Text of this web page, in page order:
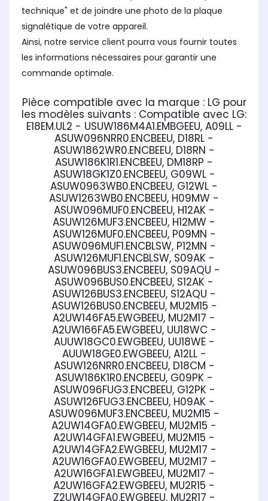
technique" et de joindre une photo de la plaque
signalétique de votre appareil.
Ainsi, notre service client pourra vous fournir toutes
les informations nécessaires pour garantir une
commande optimale.
Pièce compatible avec la marque : LG
les modèles suivants : Compatible avec LG:
E18EM.UL2 - USUW186M4A1.EMBGEEU, A09LL -
ASUW096NRR0.ENCBEEU, D18RL -
ASUW1862WR0.ENCBEEU, D18RN -
ASUW186K1R1.ENCBEEU, DM18RP -
ASUW18GK1Z0.ENCBEEU, G09WL -
ASUW0963WB0.ENCBEEU, G12WL -
ASUW1263WB0.ENCBEEU, H09MW -
ASUW096MUF0.ENCBEEU, H12AK -
ASUW126MUF3.ENCBEEU, H12MW -
ASUW126MUF0.ENCBEEU, P09MN -
ASUW096MUF1.ENCBLSW, P12MN -
ASUW126MUF1.ENCBLSW, S09AK -
ASUW096BUS3.ENCBEEU, S09AQU -
ASUW096BUS0.ENCBEEU, S12AK -
ASUW126BUS3.ENCBEEU, S12AQU -
ASUW126BUS0.ENCBEEU, MU2M15 -
A2UW146FA5.EWGBEEU, MU2M17 -
A2UW166FA5.EWGBEEU, UU18WC -
AUUW18GC0.EWGBEEU, UU18WE -
AUUW18GE0.EWGBEEU, A12LL -
ASUW126NRR0.ENCBEEU, D18CM -
ASUW186K1R0.ENCBEEU, G09PK -
ASUW096FUG3.ENCBEEU, G12PK -
ASUW126FUG3.ENCBEEU, H09AK -
ASUW096MUF3.ENCBEEU, MU2M15 -
A2UW14GFA0.EWGBEEU, MU2M15 -
A2UW14GFA1.EWGBEEU, MU2M15 -
A2UW14GFA2.EWGBEEU, MU2M17 -
A2UW16GFA0.EWGBEEU, MU2M17 -
A2UW16GFA1.EWGBEEU, MU2M17 -
A2UW16GFA2.EWGBEEU, MU2R15 -
Z2UW14GFA0.EWGBEEU, MU2R17 -